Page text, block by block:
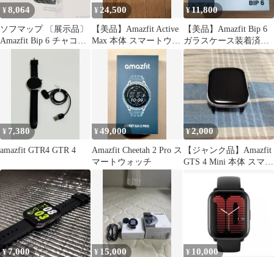
¥8,064
ソフマップ 〔展示品〕
Amazfit Bip 6 チャコー
C17【276】
¥24,500
【美品】Amazfit Active
Max 本体 スマートウォ
¥11,800
【美品】Amazfit Bip 6
ガラスケース装着済＋
予備付・付属品完備
¥ 7,380
amazfit GTR4 GTR 4
¥49,000
Amazfit Cheetah 2 Pro ス
マートウォッチ
¥2,000
【ジャンク品】Amazfit
GTS 4 Mini 本体 スマー
¥7,000 ¥ 15,000 ¥ 10,000